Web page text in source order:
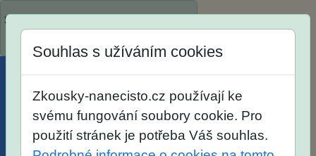
Spustili jsme přihlašování na školní
Menu Účet Košík
Souhlas s užíváním cookies
Zkousky-nanecisto.cz používají ke
svému fungování soubory cookie. Pro
použití stránek je potřeba Váš souhlas.